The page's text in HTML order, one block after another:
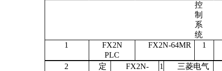
控
制
系
统
1
FX2N
PLC
FX2N-64MR 1
2
定
FX2N-
1 三菱电气